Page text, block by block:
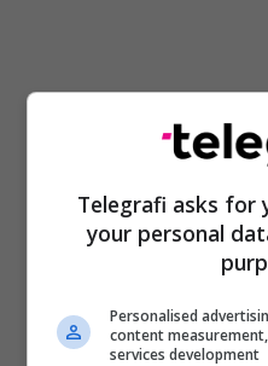
Telegrafi asks for
your personal
Personalised
content
services development